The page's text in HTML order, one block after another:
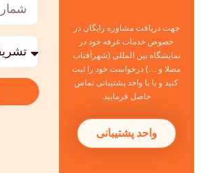
جهت دریافت مشاوره رایگان در
خصوص خدمات غرفه خود در
نمایشگاه بین المللی (شهرآفتاب
مصلا و …) درخواست خود را ثبت
کنید و یا با واحد پشتیبانی تماس
حاصل فرمایید.
واحد پشتیبانی
همراه
خدمات
مورد
نظر